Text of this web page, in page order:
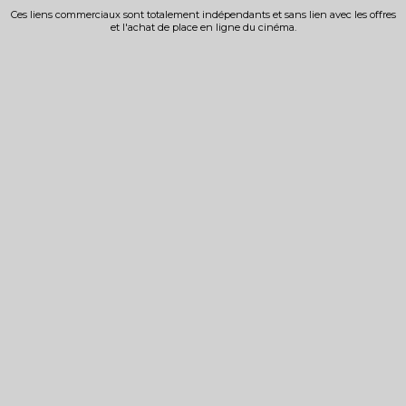
Ces liens commerciaux sont totalement indépendants et sans lien avec les offres
et l'achat de place en ligne du cinéma.